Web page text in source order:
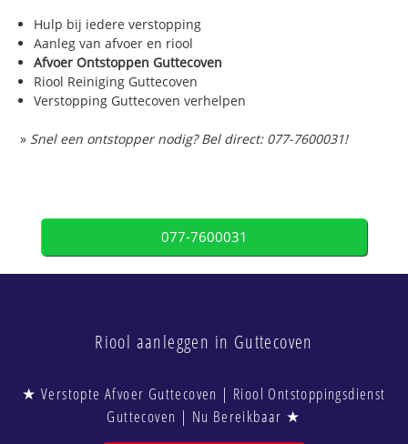
Hulp bij iedere verstopping
Aanleg van afvoer en riool
Afvoer Ontstoppen Guttecoven
Riool Reiniging Guttecoven
Verstopping Guttecoven verhelpen
» Snel een ontstopper nodig? Bel direct: 077-7600031!
077-7600031
Riool aanleggen in Guttecoven
★ Verstopte Afvoer Guttecoven | Riool Ontstoppingsdienst
Guttecoven | Nu Bereikbaar ★